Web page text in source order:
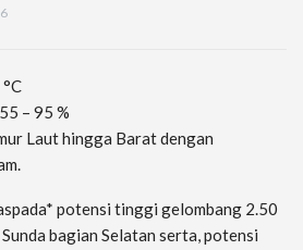
– 95 %
Laut hingga Barat dengan
potensi tinggi gelombang 2.50
bagian Selatan serta, potensi